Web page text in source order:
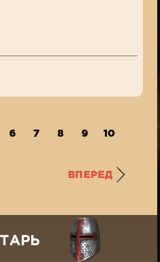
6 7 8 9 10
ВПЕРЕД